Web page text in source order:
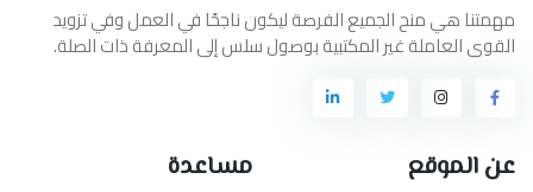
مهمتنا هي منح الجميع الفرصة ليكون ناجحًا في العمل وفي تزويد
القوى العاملة غير المكتبية بوصول سلس إلى المعرفة ذات الصلة.
عن الموقع مساعدة